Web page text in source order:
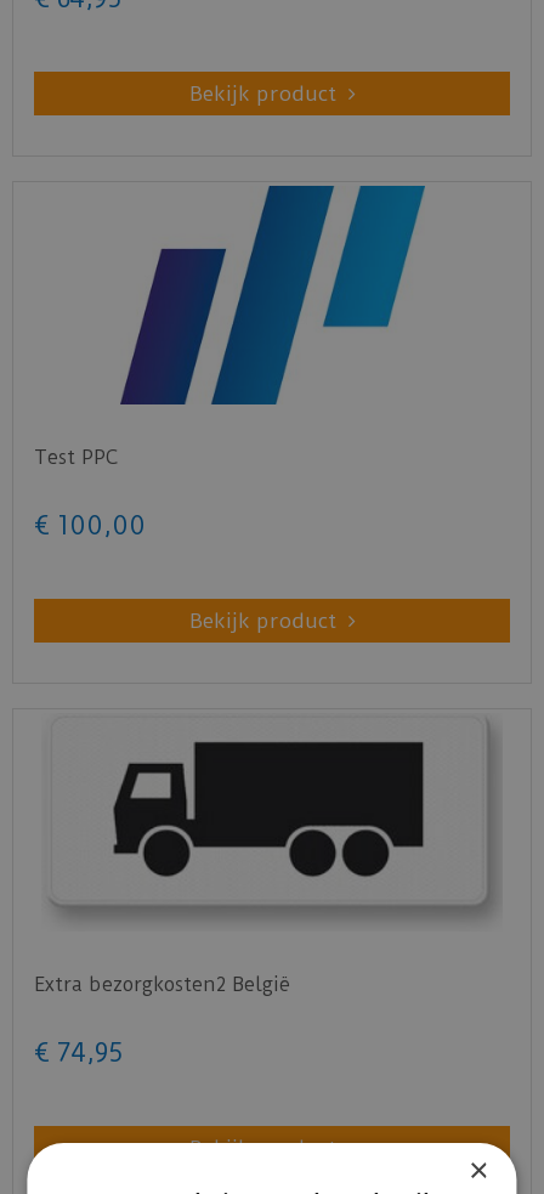
Bekijk product
Test PPC
€ 100 ,00
Bekijk product
Extra bezorgkosten2 België
€ 74,95
Bekijk product
×